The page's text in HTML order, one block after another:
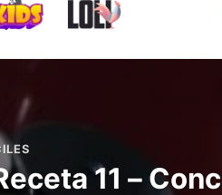
11 –